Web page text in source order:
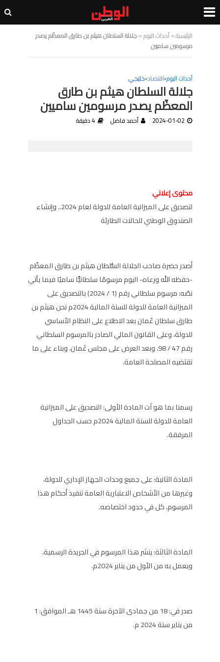
الرئيسية»أحداث اليوم»جلالة السلطان هيثم بن طارق المعظّم يصدر
مرسومين ساميين
أحداث اليوم•اقتصاد•خليجي
جلالة السلطان هيثم بن طارق
المعظّم يصدر مرسومين ساميين
2024-01-02 أحمد فاضل 4 دقيقة
محتوى إعلاني
لتصديق على الميزانية العامة للدولة لعام 2024.. وإنشاء
الصندوق الوطني للحالات الطارئة
أصدر حضرة صاحب الجلالة السُّلطان هيثم بن طارق المعظّم
-حفظه الله ورعاه- اليوم مرسومًا سلطانيًّا ساميًا فيما يأتي
نصّه: مرسوم سلطاني رقم (1 / 2024) بالتصديق على
الميزانية العامة للدولة للسنة المالية 2024م نحن هيثم بن
طارق سلطان عُمان بعد الاطلاع على النظام الأساسي
للدولة، وعلى القانون المالي الصادر بالمرسوم السلطاني
رقم 47 / 98، وبعد العرض على مجلس عُمان، وبناء على ما
تقتضيه المصلحة العامة.
رسمنا بما هو آت المادة الأولى: التصديق على الميزانية
العامة للدولة للسنة المالية 2024م حسب الجداول
المرفقة.
المادة الثانية: على جميع وحدات الجهاز الإداري للدولة،
وغيرها من الأشخاص الاعتبارية العامة تنفيذ أحكام هذا
المرسوم، كل في حدود اختصاصه.
المادة الثالثة: ينشر هذا المرسوم في الجريدة الرسمية،
ويعمل به من الأول من يناير 2024م.
صدر في: 18 من جمادى الآخرة سنة 1445 هـ الموافق: 1
من يناير سنة 2024 م.